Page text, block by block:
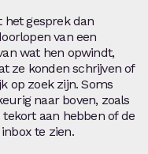
het gesprek dan
van een
wat hen opwindt,
ze konden schrijven of
op zoek zijn. Soms
naar boven, zoals
aan hebben of de
te zien.